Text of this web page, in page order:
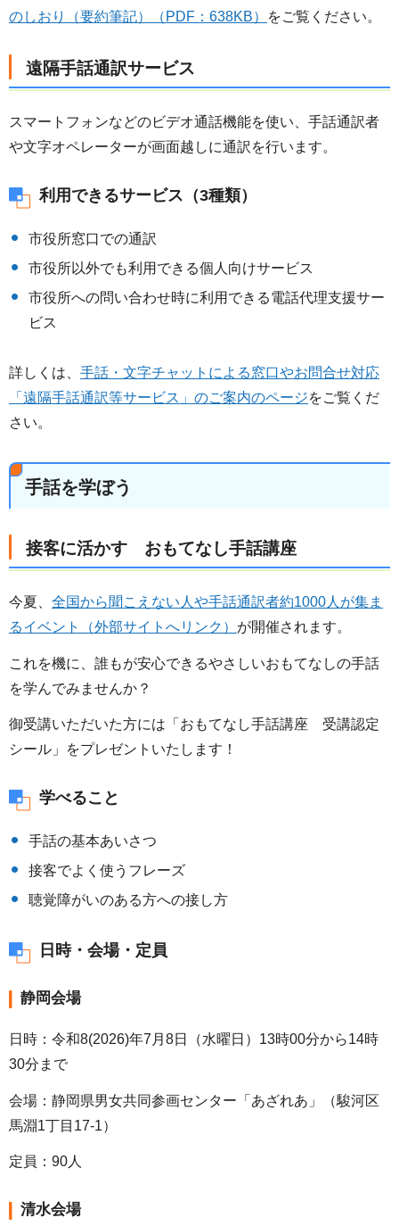
のしおり（要約筆記）（PDF：638KB） をご覧ください。
遠隔手話通訳サービス
スマートフォンなどのビデオ通話機能を使い、手話通訳者
や文字オペレーターが画面越しに通訳を行います。
利用できるサービス（3種類）
市役所窓口での通訳
市役所以外でも利用できる個人向けサービス
市役所への問い合わせ時に利用できる電話代理支援サー
ビス
詳しくは、 手話・文字チャットによる窓口やお問合せ対応
「遠隔手話通訳等サービス」のご案内のページをご覧くだ
さい。
手話を学ぼう
接客に活かす おもてなし手話講座
今夏、 全国から聞こえない人や手話通訳者約1000人が集ま
るイベント（外部サイトへリンク） が開催されます。
これを機に、誰もが安心できるやさしいおもてなしの手話
を学んでみませんか？
御受講いただいた方には「おもてなし手話講座 受講認定
シール」をプレゼントいたします！
学べること
手話の基本あいさつ
接客でよく使うフレーズ
聴覚障がいのある方への接し方
日時・会場・定員
静岡会場
日時：令和8(2026)年7月8日（水曜日）13時00分から14時
30分まで
会場：静岡県男女共同参画センター「あざれあ」（駿河区
馬淵1丁目17-1）
定員：90人
清水会場